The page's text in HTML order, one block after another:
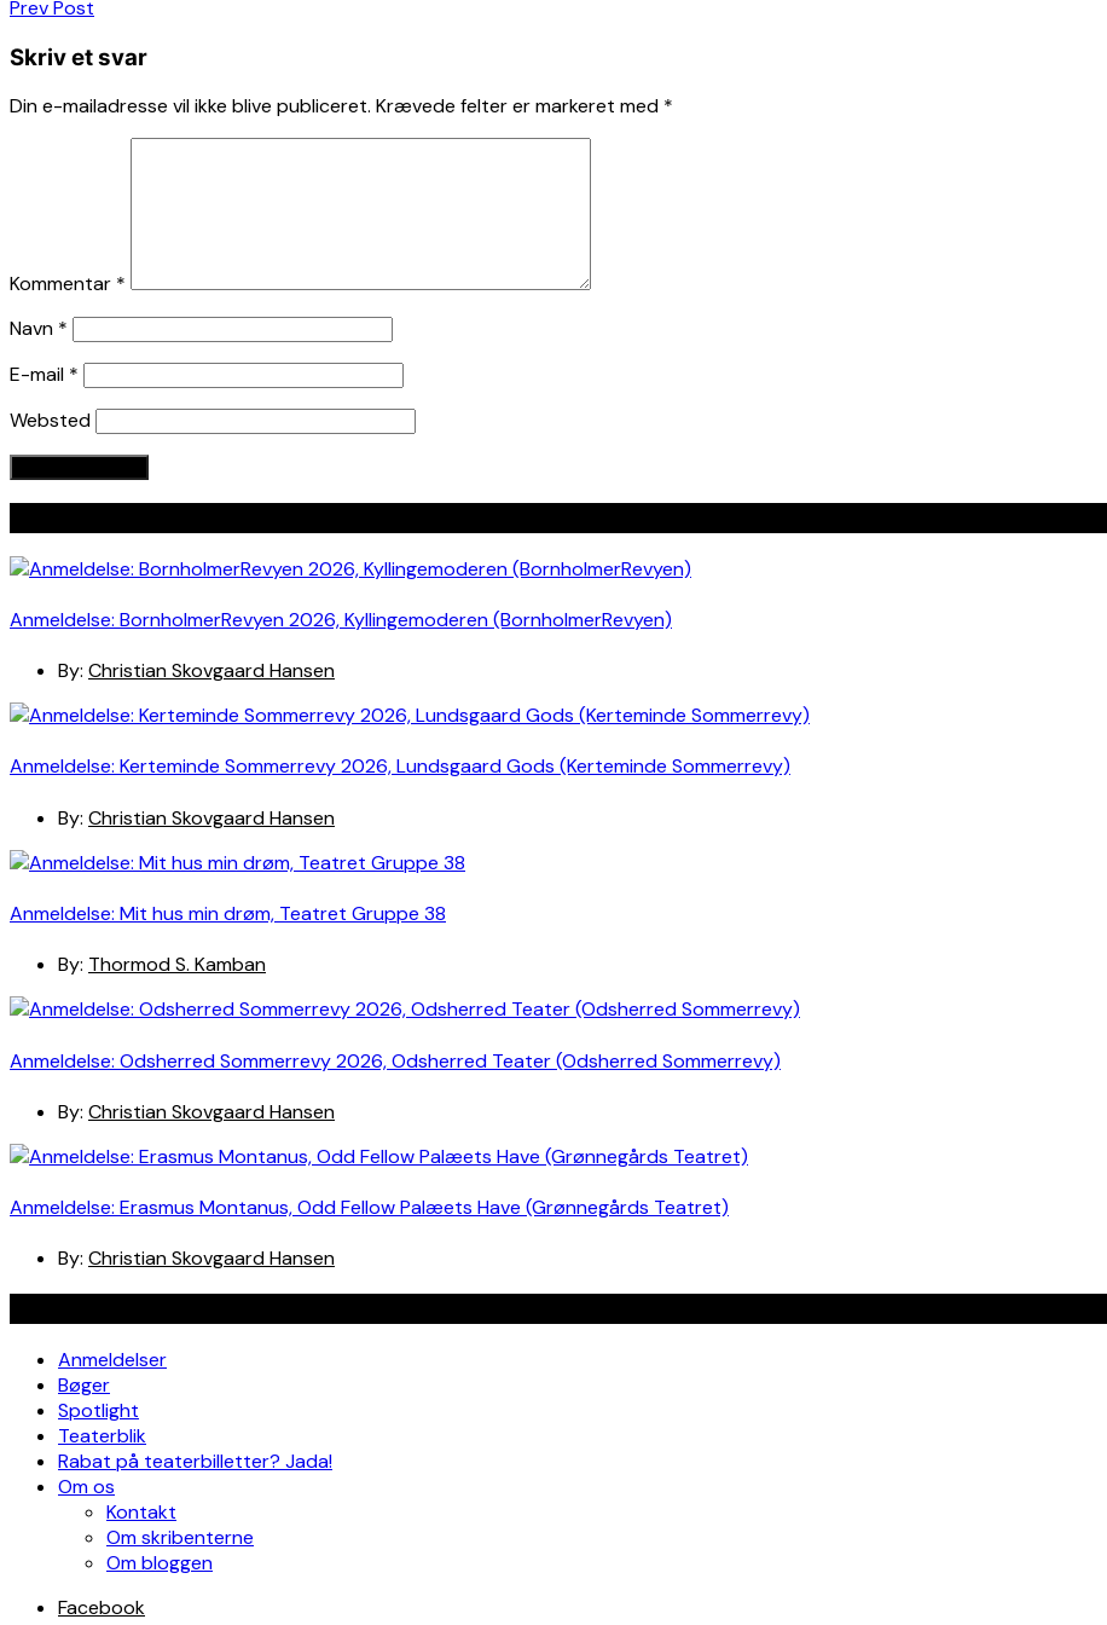
Indlægsnavigation
Prev Post
Skriv et svar
Din e-mailadresse vil ikke blive publiceret. Krævede felter er markeret med *
Kommentar *
Navn *
E-mail *
Websted
Anmeldelse: BornholmerRevyen 2026, Kyllingemoderen (BornholmerRevyen)
By: Christian Skovgaard Hansen
Anmeldelse: Kerteminde Sommerrevy 2026, Lundsgaard Gods (Kerteminde Sommerrevy)
By: Christian Skovgaard Hansen
Anmeldelse: Mit hus min drøm, Teatret Gruppe 38
By: Thormod S. Kamban
Anmeldelse: Odsherred Sommerrevy 2026, Odsherred Teater (Odsherred Sommerrevy)
By: Christian Skovgaard Hansen
Anmeldelse: Erasmus Montanus, Odd Fellow Palæets Have (Grønnegårds Teatret)
By: Christian Skovgaard Hansen
Anmeldelser
Bøger
Spotlight
Teaterblik
Rabat på teaterbilletter? Jada!
Om os
Kontakt
Om skribenterne
Om bloggen
Facebook